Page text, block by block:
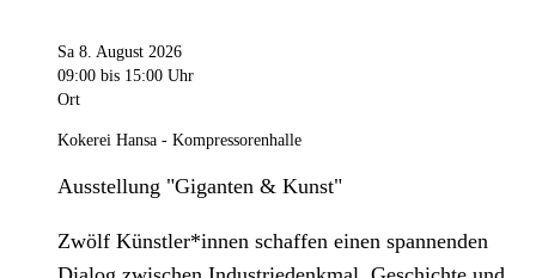
Sa 8. August 2026
09:00 bis 15:00 Uhr
Ort
Kokerei Hansa - Kompressorenhalle
Ausstellung "Giganten & Kunst"
Zwölf Künstler*innen schaffen einen spannenden